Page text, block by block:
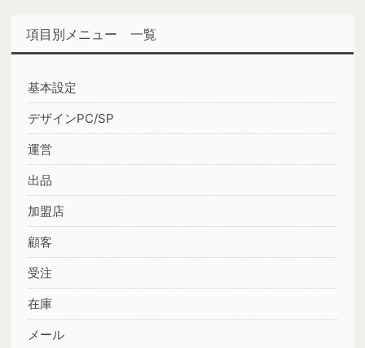
項目別メニュー 一覧
基本設定
デザインPC/SP
運営
出品
加盟店
顧客
受注
在庫
メール